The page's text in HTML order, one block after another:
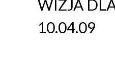
WIZJA
10.04.09